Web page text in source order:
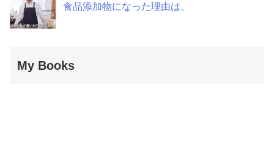
食品添加物になった理由は、
My Books